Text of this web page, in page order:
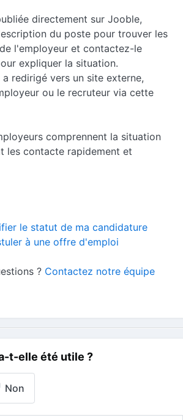
directement sur Jooble,
du poste pour trouver les
l'employeur et contactez-le
expliquer la situation.
redirigé vers un site externe,
ou le recruteur via cette
comprennent la situation
les contacte rapidement et
le statut de ma candidature
à une offre d'emploi
? Contactez notre équipe
t-elle été utile ?
Non